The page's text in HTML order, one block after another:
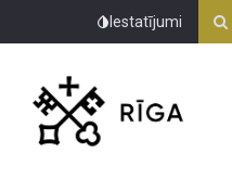
Iestatījumi